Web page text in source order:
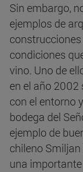
Sin embargo,
ejemplos de
condiciones
vino. Uno de
en el año
con el entorno
bodega del
ejemplo de
chileno
una